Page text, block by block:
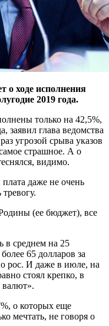
о ходе исполнения
2019 года.
только на 42,5%,
заявил глава ведомства
угрозой срыва указов
страшное. А о
видимо.
даже не очень
(ее бюджет), все
в среднем на 25
65 долларов за
рос. И даже в июле, на
стоял крепко, в
валют».
о которых еще
мечтать, не говоря о